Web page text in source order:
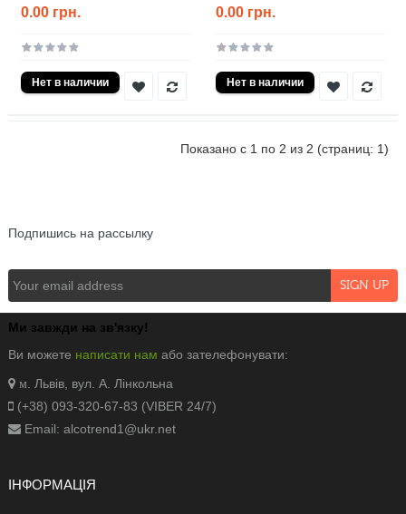
0.00 грн. 0.00 грн.
Показано с 1 по 2 из 2 (страниц: 1)
Подпишись на рассылку
Ми завжди на зв'язку!
Ви можете написати нам або зателефонувати:
м
. Львів, вул. А. Лінкольна
(+38) 093-320-67-83 (VIBER 24/7)
Email: alcotrend1@ukr.net
ІНФОРМАЦІЯ